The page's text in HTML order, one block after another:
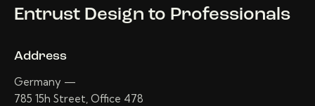
Entrust Design to Professionals
Address
Germany —
785 15h Street, Office 478